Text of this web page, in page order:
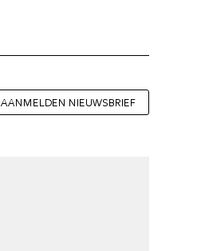
AANMELDEN NIEUWSBRIEF